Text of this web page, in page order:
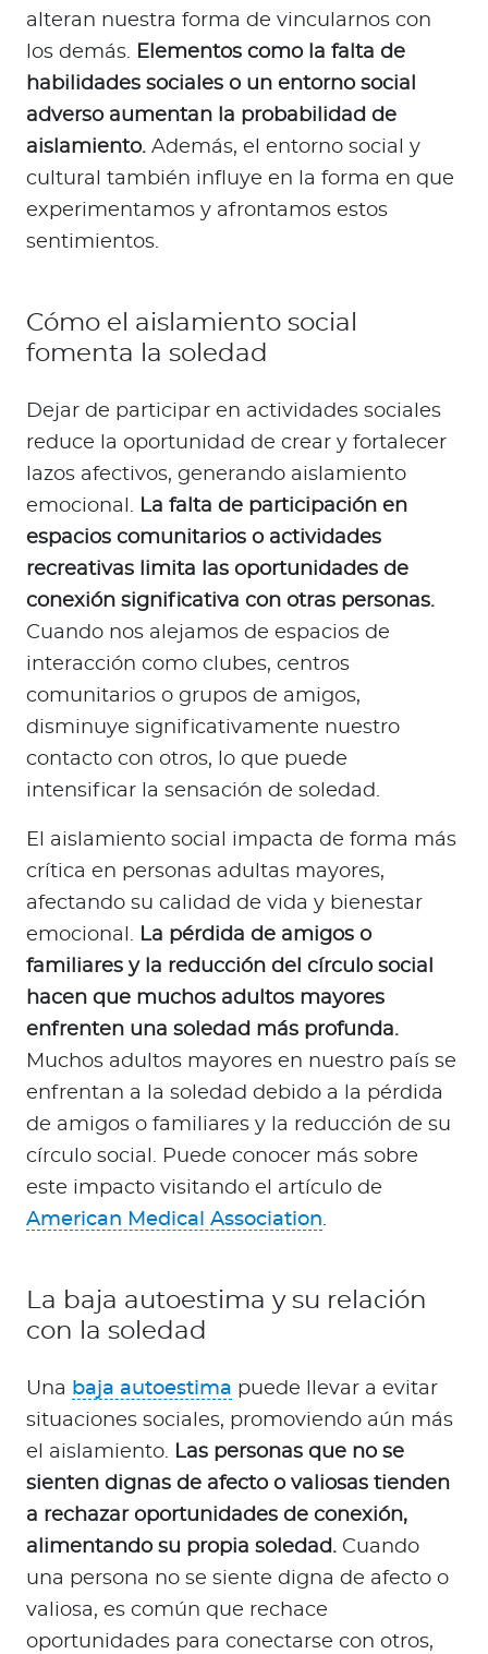
alteran nuestra forma de vincularnos con
los demás. Elementos como la falta de
habilidades sociales o un entorno social
adverso aumentan la probabilidad de
aislamiento. Además, el entorno social y
cultural también influye en la forma en que
experimentamos y afrontamos estos
sentimientos.
Cómo el aislamiento social
fomenta la soledad
Dejar de participar en actividades sociales
reduce la oportunidad de crear y fortalecer
lazos afectivos, generando aislamiento
emocional. La falta de participación en
espacios comunitarios o actividades
recreativas limita las oportunidades de
conexión significativa con otras personas.
Cuando nos alejamos de espacios de
interacción como clubes, centros
comunitarios o grupos de amigos,
disminuye significativamente nuestro
contacto con otros, lo que puede
intensificar la sensación de soledad.
El aislamiento social impacta de forma más
crítica en personas adultas mayores,
afectando su calidad de vida y bienestar
emocional. La pérdida de amigos o
familiares y la reducción del círculo social
hacen que muchos adultos mayores
enfrenten una soledad más profunda.
Muchos adultos mayores en nuestro país se
enfrentan a la soledad debido a la pérdida
de amigos o familiares y la reducción de su
círculo social. Puede conocer más sobre
este impacto visitando el artículo de
American Medical Association.
La baja autoestima y su relación
con la soledad
Una baja autoestima puede llevar a evitar
situaciones sociales, promoviendo aún más
el aislamiento. Las personas que no se
sienten dignas de afecto o valiosas tienden
a rechazar oportunidades de conexión,
alimentando su propia soledad. Cuando
una persona no se siente digna de afecto o
valiosa, es común que rechace
oportunidades para conectarse con otros,